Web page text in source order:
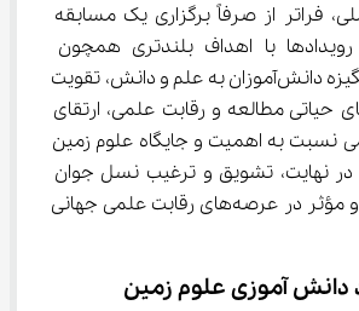
فراتر از صرفاً برگزاری یک مسابقه
با اهداف بلندتری همچون
افزایش علاقه و انگیزه دانش‌آموزان به علم و دانش، تقویت
مهارت‌های حیاتی مطالعه و رقابت علمی، ارتقای
نسبت به اهمیت و جایگاه علوم زمین
در نهایت، تشویق و ترغیب نسل جوان
برای حضور فعال و مؤثر در عرصه‌های رقابت علمی جهانی
دانش آموزی علوم زمین